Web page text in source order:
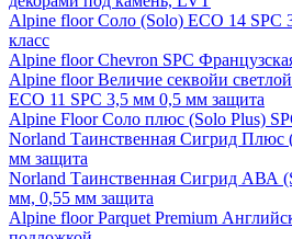
Alpine floor Соло (Solo) ECO 14 SPC
класс
Alpine floor Chevron SPC
Alpine floor Величие секвойи
ECO 11 SPC 3,5 мм 0,5 мм защита
Alpine Floor Соло плюс (Solo Plus)
Norland Таинственная Сигрид Плюс
мм защита
Norland Таинственная Сигрид АВА
мм, 0,55 мм защита
Alpine floor Parquet Premium